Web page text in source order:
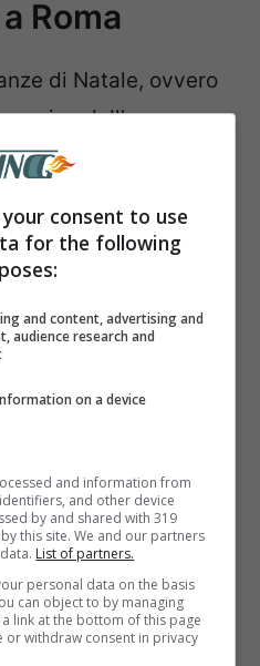
Roma
di Natale, ovvero
dell’anno, ma
molto caldo a
ha appena
delibera che
di entrate dalle
potrebbero dunque
costose.
consent to use
for the following
and content, advertising and
audience research and
on a device
and information from
and other device
by and shared with 319
this site. We and our partners
List of partners.
personal data on the basis
can object to by managing
link at the bottom of this page
or withdraw consent in privacy